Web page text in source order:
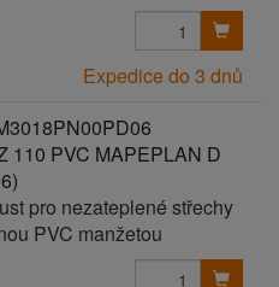
Expedice do 3 dnů
110 PVC MAPEPLAN D
pro nezateplené střechy
PVC manžetou